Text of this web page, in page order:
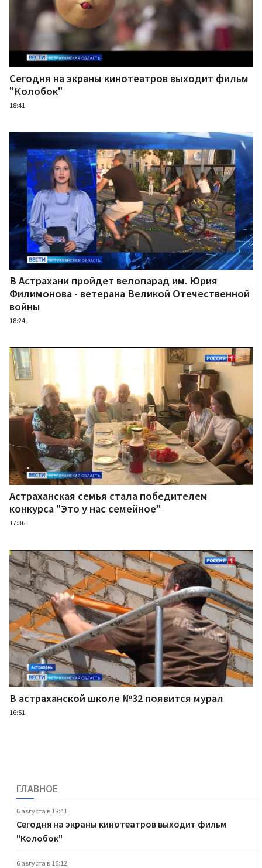
Сегодня на экраны кинотеатров выходит фильм
"Колобок"
18:41
В Астрахани пройдет велопарад им. Юрия
Филимонова - ветерана Великой Отечественной
войны
18:24
Астраханская семья стала победителем
конкурса "Это у нас семейное"
17:36
В астраханской школе №32 появится мурал
16:51
ГЛАВНОЕ
6 августа в 18:41
Сегодня на экраны кинотеатров выходит фильм
"Колобок"
6 августа в 16:12